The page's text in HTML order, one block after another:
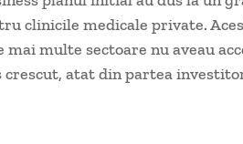
clinicile medicale private.
multe sectoare nu aveau
crescut, atat din partea